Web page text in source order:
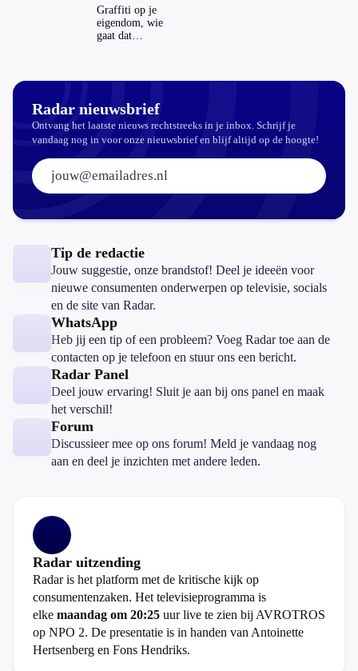
echt
aantrekkelijker?
Graffiti op je
eigendom, wie
gaat dat
Radar nieuwsbrief
Ontvang het laatste nieuws rechtstreeks in je inbox. Schrijf je
vandaag nog in voor onze nieuwsbrief en blijf altijd op de hoogte!
E-mailadres:
Tip de redactie
Jouw suggestie, onze brandstof! Deel je ideeën voor
nieuwe consumenten onderwerpen op televisie, socials
en de site van Radar.
WhatsApp
Heb jij een tip of een probleem? Voeg Radar toe aan de
contacten op je telefoon en stuur ons een bericht.
Radar Panel
Deel jouw ervaring! Sluit je aan bij ons panel en maak
het verschil!
Forum
Discussieer mee op ons forum! Meld je vandaag nog
aan en deel je inzichten met andere leden.
Radar uitzending
Radar is het platform met de kritische kijk op
consumentenzaken. Het televisieprogramma is
elke maandag om 20:25 uur live te zien bij AVROTROS
op NPO 2. De presentatie is in handen van Antoinette
Hertsenberg en Fons Hendriks.